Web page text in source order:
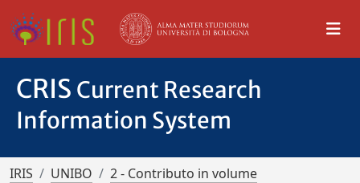
CRIS Current Research
Information System
IRIS UNIBO
2 - Contributo in volume